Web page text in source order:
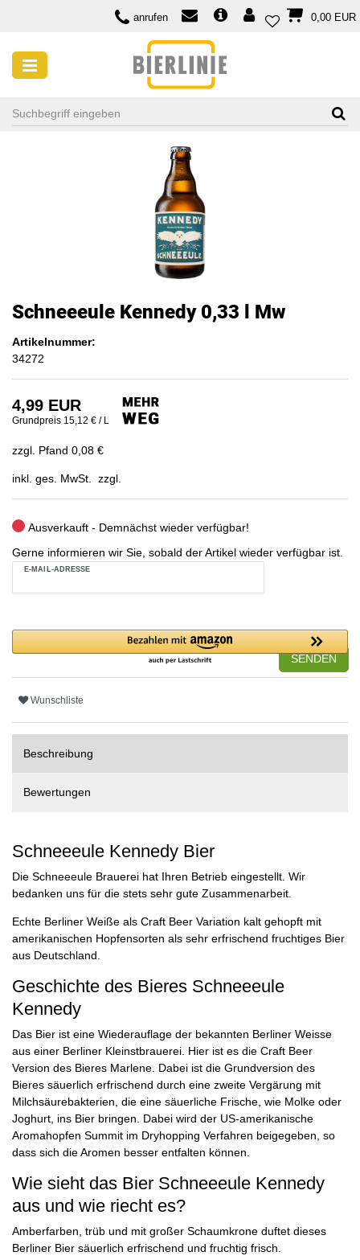
anrufen 0,00 EUR
Schneeeule Kennedy 0,33 l Mw
Artikelnummer:
34272
4,99 EUR
Grundpreis 15,12 € / L
zzgl. Pfand 0,08 €
inkl. ges. MwSt. zzgl.
Ausverkauft - Demnächst wieder verfügbar!
Gerne informieren wir Sie, sobald der Artikel wieder verfügbar ist.
E-MAIL-ADRESSE
SENDEN
Wunschliste
Beschreibung
Bewertungen
Schneeeule Kennedy Bier
Die Schneeeule Brauerei hat Ihren Betrieb eingestellt. Wir
bedanken uns für die stets sehr gute Zusammenarbeit.
Echte Berliner Weiße als Craft Beer Variation kalt gehopft mit
amerikanischen Hopfensorten als sehr erfrischend fruchtiges Bier
aus Deutschland.
Geschichte des Bieres Schneeeule
Kennedy
Das Bier ist eine Wiederauflage der bekannten Berliner Weisse
aus einer Berliner Kleinstbrauerei. Hier ist es die Craft Beer
Version des Bieres Marlene. Dabei ist die Grundversion des
Bieres säuerlich erfrischend durch eine zweite Vergärung mit
Milchsäurebakterien, die eine säuerliche Frische, wie Molke oder
Joghurt, ins Bier bringen. Dabei wird der US-amerikanische
Aromahopfen Summit im Dryhopping Verfahren beigegeben, so
dass sich die Aromen besser entfalten können.
Wie sieht das Bier Schneeeule Kennedy
aus und wie riecht es?
Amberfarben, trüb und mit großer Schaumkrone duftet dieses
Berliner Bier säuerlich erfrischend und fruchtig frisch.